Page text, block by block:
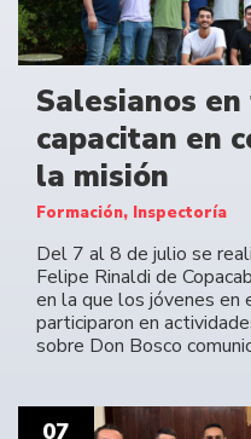
Salesianos
capacitan en
la misión
Formación, Inspectoría
Del 7 al 8 de julio se
Felipe Rinaldi de
en la que los jóvenes en
participaron en
sobre Don Bosco
07